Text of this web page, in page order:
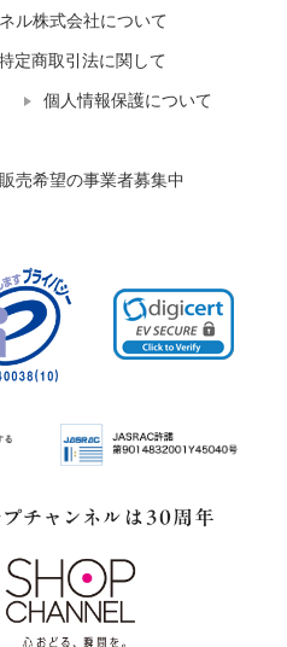
ル株式会社について
定商取引法に関して
個人情報保護について
売希望の事業者募集中